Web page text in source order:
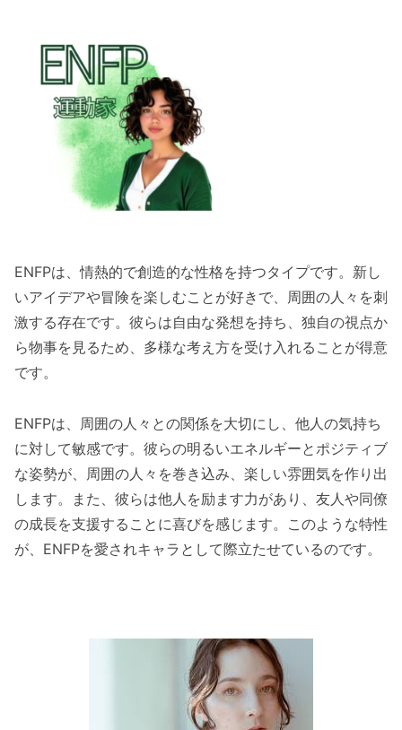
ENFPは、情熱的で創造的な性格を持つタイプです。新し
いアイデアや冒険を楽しむことが好きで、周囲の人々を刺
激する存在です。彼らは自由な発想を持ち、独自の視点か
ら物事を見るため、多様な考え方を受け入れることが得意
です。
ENFPは、周囲の人々との関係を大切にし、他人の気持ち
に対して敏感です。彼らの明るいエネルギーとポジティブ
な姿勢が、周囲の人々を巻き込み、楽しい雰囲気を作り出
します。また、彼らは他人を励ます力があり、友人や同僚
の成長を支援することに喜びを感じます。このような特性
が、ENFPを愛されキャラとして際立たせているのです。